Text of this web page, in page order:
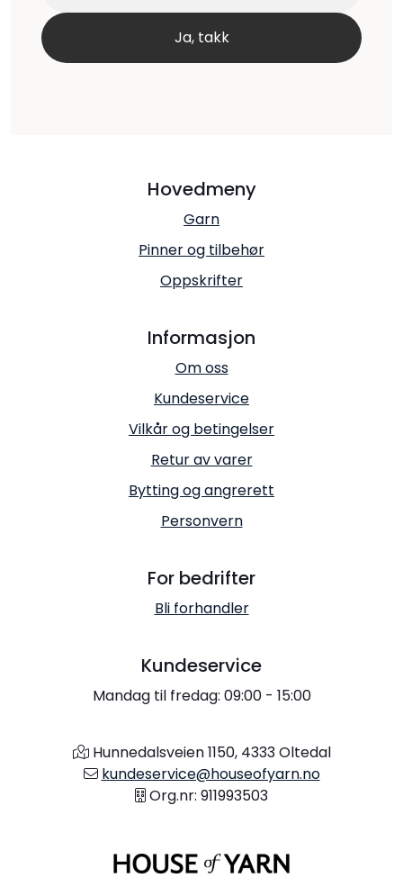
Hovedmeny
Garn
Pinner og tilbehør
Oppskrifter
Informasjon
Om oss
Kundeservice
Vilkår og betingelser
Retur av varer
Bytting og angrerett
Personvern
For bedrifter
Bli forhandler
Kundeservice
Mandag til fredag: 09:00 - 15:00
Hunnedalsveien 1150, 4333 Oltedal
kundeservice@houseofyarn.no
Org.nr: 911993503